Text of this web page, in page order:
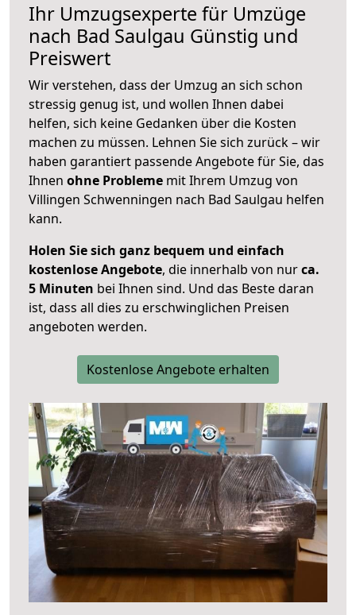
Ihr Umzugsexperte für Umzüge
nach Bad Saulgau Günstig und
Preiswert
Wir verstehen, dass der Umzug an sich schon
stressig genug ist, und wollen Ihnen dabei
helfen, sich keine Gedanken über die Kosten
machen zu müssen. Lehnen Sie sich zurück – wir
haben garantiert passende Angebote für Sie, das
Ihnen ohne Probleme mit Ihrem Umzug von
Villingen Schwenningen nach Bad Saulgau helfen
kann.
Holen Sie sich ganz bequem und einfach
kostenlose Angebote, die innerhalb von nurca.
5 Minuten bei Ihnen sind. Und das Beste daran
ist, dass all dies zu erschwinglichen Preisen
angeboten werden.
Kostenlose Angebote erhalten